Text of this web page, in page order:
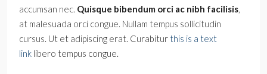
accumsan nec. Quisque bibendum orci ac nibh facilisis,
at malesuada orci congue. Nullam tempus sollicitudin
cursus. Ut et adipiscing erat. Curabitur this is a text
link libero tempus congue.